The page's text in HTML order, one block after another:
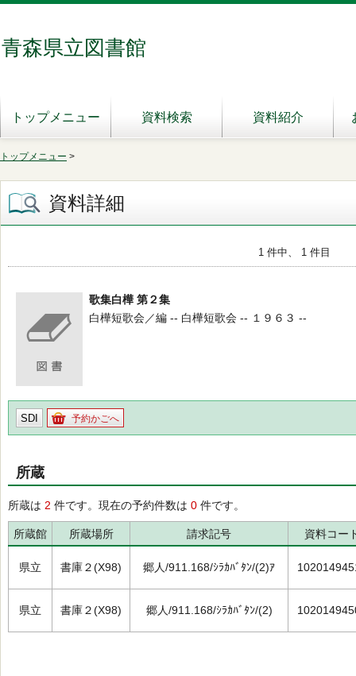
青森県立図書館
トップメニュー 資料検索 資料紹介
トップメニュー >
資料詳細
1 件中、 1 件目
歌集白樺 第２集
白樺短歌会／編 -- 白樺短歌会 -- １９６３ --
SDI 予約かごへ
所蔵
所蔵は 2 件です。現在の予約件数は 0 件です。
所蔵館 所蔵場所 請求記号 資料コー
県立 書庫２(X98) 郷人/911.168/ｼﾗｶﾊﾞﾀﾝ/(2)ｱ
県立 書庫２(X98) 郷人/911.168/ｼﾗｶﾊﾞﾀﾝ/(2)